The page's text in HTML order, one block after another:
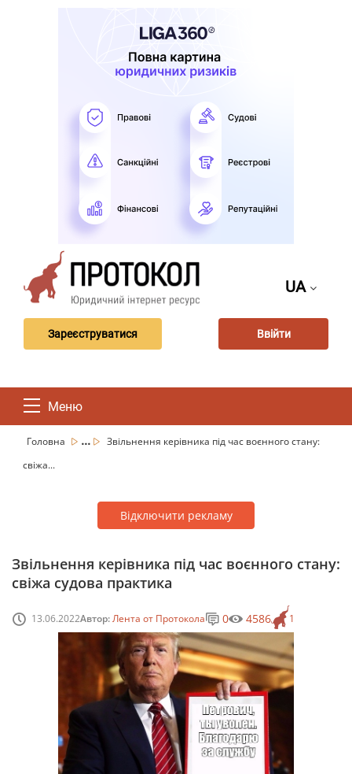
UA
Зареєструватися Ввійти
Меню
Головна ...
Звільнення керівника під час воєнного стану:
свіжа...
Відключити рекламу
Звільнення керівника під час воєнного стану:
свіжа судова практика
13.06.2022Автор:Лента от Протокола 1
0 4586